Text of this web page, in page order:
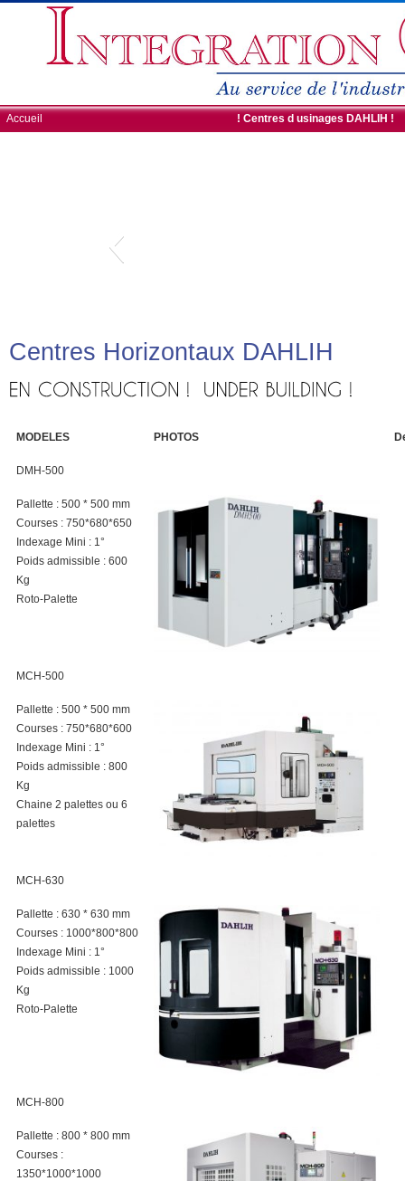
Accueil ! Centres d usinages DAHLIH !
Centres Horizontaux DAHLIH
MODELES PHOTOS
DMH-500
Pallette : 500 * 500 mm
Courses : 750*680*650
Indexage Mini : 1°
Poids admissible : 600
Kg
Roto-Palette
MCH-500
Pallette : 500 * 500 mm
Courses : 750*680*600
Indexage Mini : 1°
Poids admissible : 800
Kg
Chaine 2 palettes ou 6
palettes
MCH-630
Pallette : 630 * 630 mm
Courses : 1000*800*800
Indexage Mini : 1°
Poids admissible : 1000
Kg
Roto-Palette
MCH-800
Pallette : 800 * 800 mm
Courses :
1350*1000*1000